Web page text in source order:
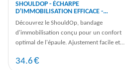
SHOULDOP - ÉCHARPE
D'IMMOBILISATION EFFICACE -
TOUSORTHO.FR
Découvrez le ShouldOp, bandage
d'immobilisation conçu pour un confort
optimal de l'épaule. Ajustement facile et
34.6€